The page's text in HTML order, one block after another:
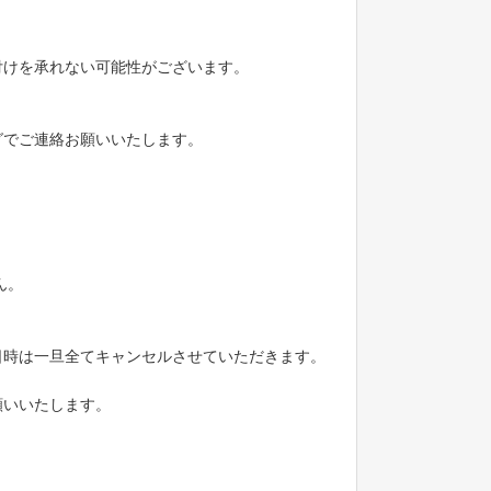
を承れない可能性がございます。
ご連絡お願いいたします。
は一旦全てキャンセルさせていただきます。
いたします。